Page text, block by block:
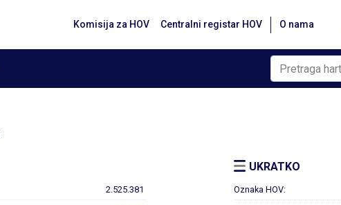
Komisija za HOV Centralni registar HOV O nama
2.525.381
UKRATKO
Oznaka HOV: